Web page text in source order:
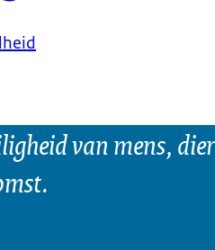
van mens, dier